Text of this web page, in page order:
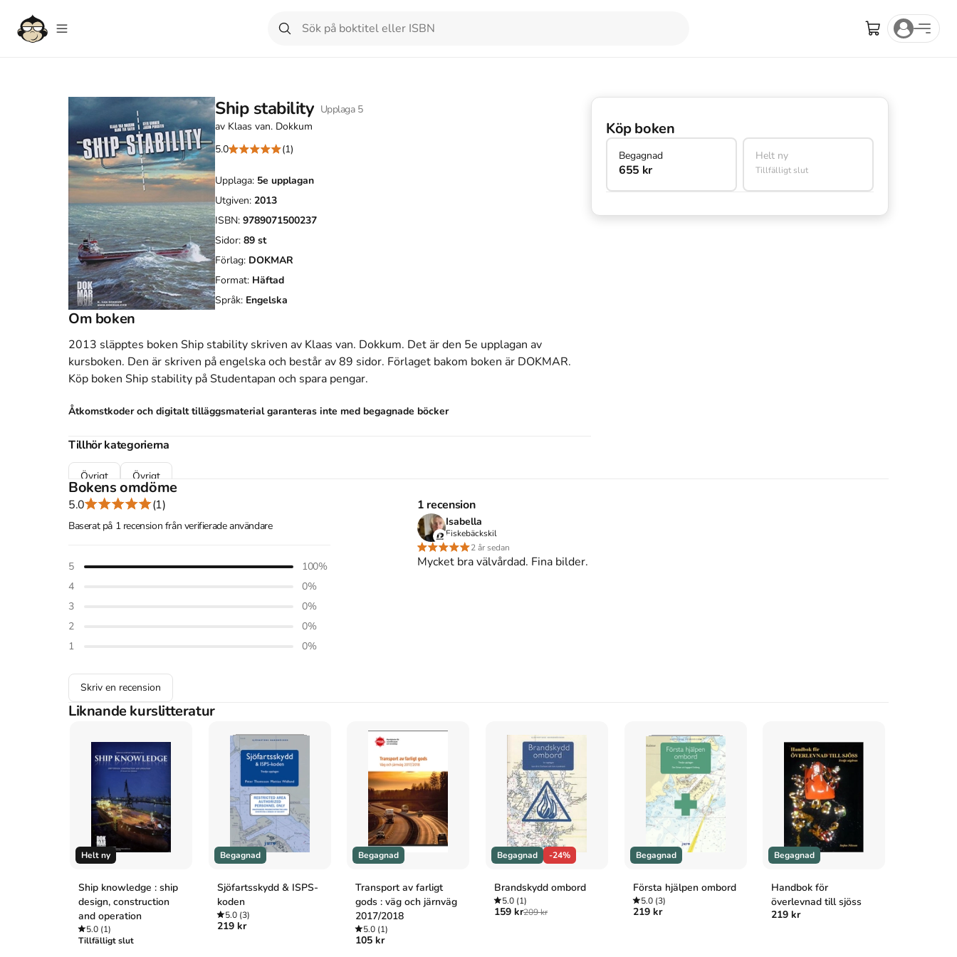
Ship stability Upplaga 5
av Klaas van. Dokkum
5.0
(1)
Upplaga: 5e upplagan
Utgiven: 2013
ISBN: 9789071500237
Sidor: 89 st
Förlag: DOKMAR
Format: Häftad
Språk: Engelska
Om boken
2013 släpptes boken Ship stability skriven av Klaas van. Dokkum. Det är den 5e upplagan av
kursboken. Den är skriven på engelskaoch består av 89 sidor. Förlaget bakom boken är DOKMAR.
Köp boken Ship stability på Studentapan och spara pengar.
Åtkomstkoder och digitalt tilläggsmaterial garanteras inte med begagnade böcker
Tillhör kategorierna
Övrigt Övrigt
Referera tillShip stability
Harvard
Oxford
APA
Dokkum, K. van. (2013).
(5:e uppl.). DOKMAR.
Vancouver
Dokkum K van. Ship stability. 5:e uppl. DOKMAR; 2013.
Köp boken
Begagnad
655 kr
Helt ny
Tillfälligt slut
Bokens omdöme
5.0 (1)
Baserat på 1 recension från verifierade användare
5 100%
4
0%
3
0%
2
0%
1
0%
Skriv en recension
1 recension
Isabella
Fiskebäckskil
2 år sedan
Mycket bra välvårdad. Fina bilder.
Liknande kurslitteratur
Helt ny
Ship knowledge : ship
design, construction
and operation
5.0 (1)
Tillfälligt slut
Begagnad
Sjöfartsskydd & ISPS-
koden
5.0(3)
219 kr
Begagnad
Transport av farligt
gods : väg och järnväg
2017/2018
5.0 (1)
105 kr
Begagnad -24%
Brandskydd ombord
5.0(1)
159 kr209 kr
Begagnad
Första hjälpen ombord
5.0(3)
219 kr
Begagnad
Handbok för
överlevnad till sjöss
219 kr